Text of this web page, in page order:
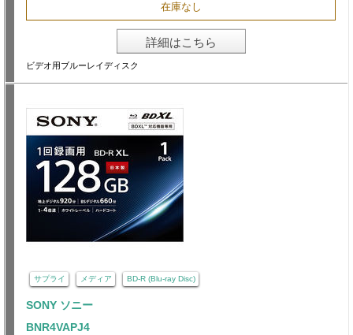
在庫なし
詳細はこちら
ビデオ用ブルーレイディスク
サプライ メディア BD-R (Blu-ray Disc)
SONY ソニー
BNR4VAPJ4